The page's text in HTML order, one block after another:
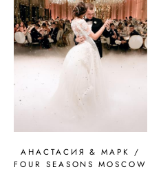
АНАСТАСИЯ & МАРК /
FOUR SEASONS MOSCOW